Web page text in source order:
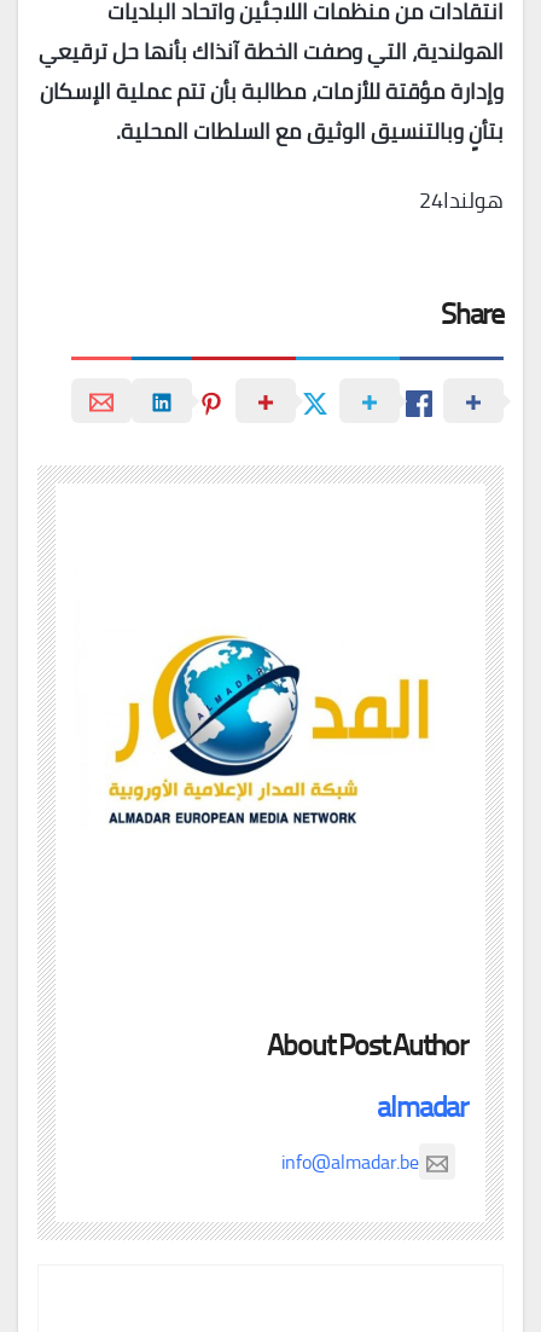
انتقادات من منظمات اللاجئين واتحاد البلديات
الهولندية، التي وصفت الخطة آنذاك بأنها حل ترقيعي
وإدارة مؤقتة للأزمات، مطالبة بأن تتم عملية الإسكان
بتأنٍ وبالتنسيق الوثيق مع السلطات المحلية.
هولندا24
Share
About Post Author
almadar
info@almadar.be